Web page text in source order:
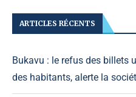
ARTICLES RÉCENTS
Bukavu : le refus des billets
des habitants, alerte la